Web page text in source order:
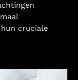
cruciale